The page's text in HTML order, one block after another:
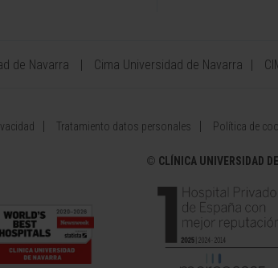
de Navarra Cima Universidad de Navarra
Tratamiento datos personales Política de
© CLÍNICA UNIVERSIDAD